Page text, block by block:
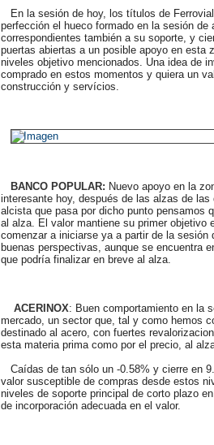
En la sesión de hoy, los títulos de
perfección el hueco formado en la sesión de
correspondientes también a su soporte, y
puertas abiertas a un posible apoyo en esta
niveles objetivo mencionados. Una idea de
comprado en estos momentos y quiera un
construcción y servícios.
BANCO POPULAR: Nuevo apoyo en la
interesante hoy, después de las alzas de
alcista que pasa por dicho punto pensamos
al alza. El valor mantiene su primer objetivo
comenzar a iniciarse ya a partir de la sesión
buenas perspectivas, aunque se encuentra
que podría finalizar en breve al alza.
ACERINOX: Buen comportamiento en la
mercado, un sector que, tal y como hemos
destinado al acero, con fuertes
esta materia prima como por el precio, al
Caídas de tan sólo un -0.58% y cierre en
valor susceptible de compras desde estos
niveles de soporte principal de corto plazo
de incorporación adecuada en el valor.